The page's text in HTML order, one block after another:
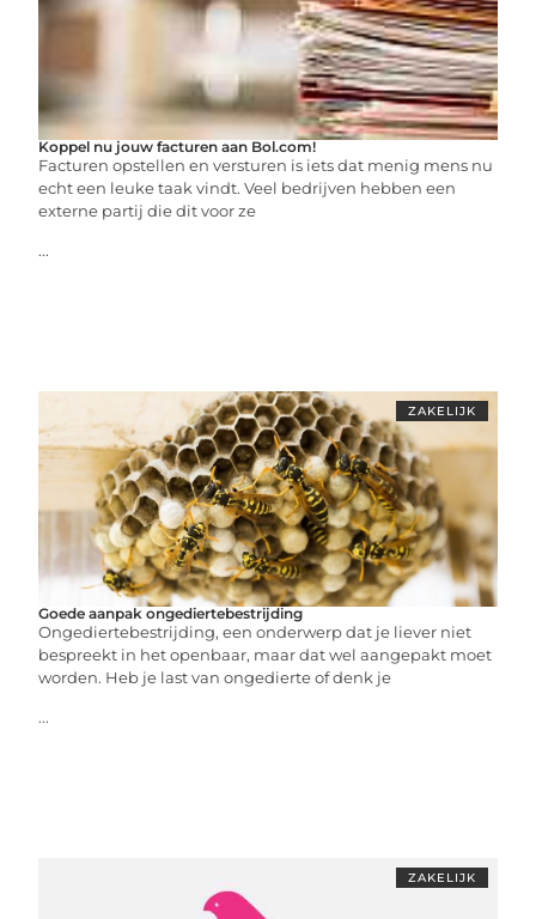
Koppel nu jouw facturen aan Bol.com!
Facturen opstellen en versturen is iets dat menig mens nu
echt een leuke taak vindt. Veel bedrijven hebben een
externe partij die dit voor ze
...
ZAKELIJK
Goede aanpak ongediertebestrijding
Ongediertebestrijding, een onderwerp dat je liever niet
bespreekt in het openbaar, maar dat wel aangepakt moet
worden. Heb je last van ongedierte of denk je
...
ZAKELIJK